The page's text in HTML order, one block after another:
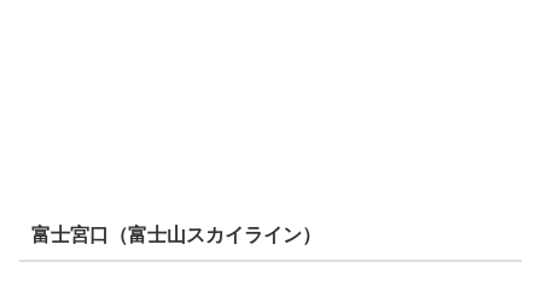
富士宮口（富士山スカイライン）